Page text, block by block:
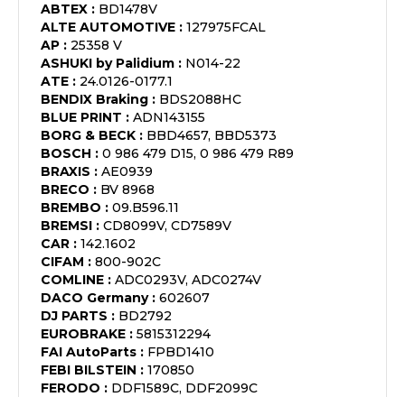
ABTEX : BD1478V
ALTE AUTOMOTIVE : 127975FCAL
AP : 25358 V
ASHUKI by Palidium : N014-22
ATE : 24.0126-0177.1
BENDIX Braking : BDS2088HC
BLUE PRINT : ADN143155
BORG & BECK : BBD4657, BBD5373
BOSCH : 0 986 479 D15, 0 986 479 R89
BRAXIS : AE0939
BRECO : BV 8968
BREMBO : 09.B596.11
BREMSI : CD8099V, CD7589V
CAR : 142.1602
CIFAM : 800-902C
COMLINE : ADC0293V, ADC0274V
DACO Germany: 602607
DJ PARTS : BD2792
EUROBRAKE : 5815312294
FAI AutoParts : FPBD1410
FEBI BILSTEIN : 170850
FERODO : DDF1589C, DDF2099C